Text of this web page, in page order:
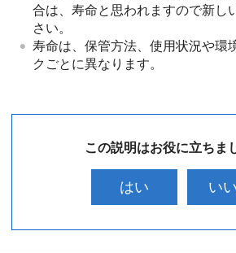
合は、寿命と思われますので新し
さい。
寿命は、保管方法、使用状況や環
クごとに異なります。
この説明はお役に立ちま
はい い